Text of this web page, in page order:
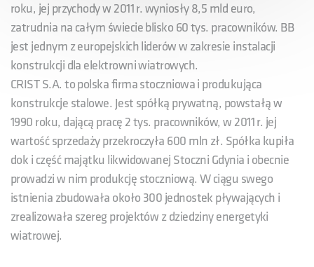
roku, jej przychody w 2011 r. wyniosły 8,5 mld euro,
zatrudnia na całym świecie blisko 60 tys. pracowników. BB
jest jednym z europejskich liderów w zakresie instalacji
konstrukcji dla elektrowni wiatrowych.
CRIST S.A. to polska firma stoczniowa i produkująca
konstrukcje stalowe. Jest spółką prywatną, powstałą w
1990 roku, dającą pracę 2 tys. pracowników, w 2011 r. jej
wartość sprzedaży przekroczyła 600 mln zł. Spółka kupiła
dok i część majątku likwidowanej Stoczni Gdynia i obecnie
prowadzi w nim produkcję stoczniową. W ciągu swego
istnienia zbudowała około 300 jednostek pływających i
zrealizowała szereg projektów z dziedziny energetyki
wiatrowej.